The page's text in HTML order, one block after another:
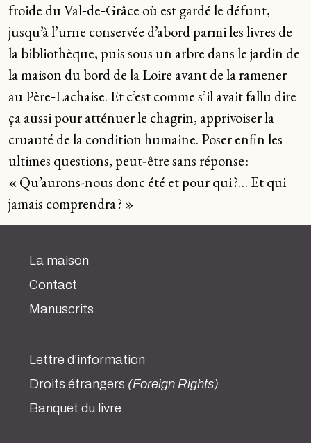
froide du Val‑de‑Grâce où est gardé le défunt,
jusqu’à l’urne conservée d’abord parmi les livres de
la bibliothèque, puis sous un arbre dans le jardin de
la maison du bord de la Loire avant de la ramener
au Père‑Lachaise. Et c’est comme s’il avait fallu dire
ça aussi pour atténuer le chagrin, apprivoiser la
cruauté de la condition humaine. Poser enfin les
ultimes questions, peut‑être sans réponse :
« Qu’aurons-nous donc été et pour qui ?… Et qui
jamais comprendra ? »
La maison
Contact
Manuscrits
Lettre d’information
Droits étrangers (Foreign Rights)
Banquet du livre